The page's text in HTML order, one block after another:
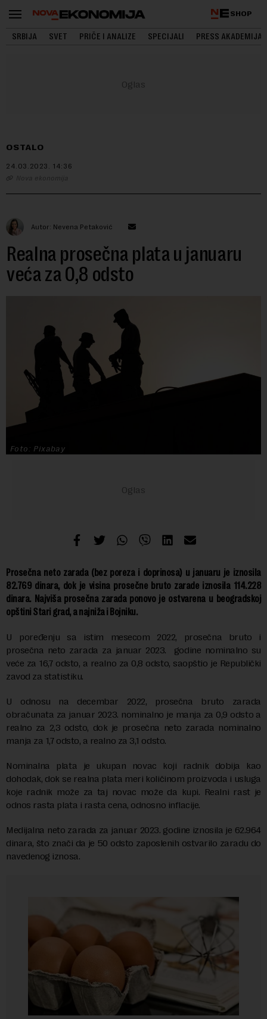
SHOP
SRBIJA SVET PRIČE I ANALIZE SPECIJALI PRESS AKADEMIJA
OSTALO
24.03.2023. 14:36
Nova ekonomija
Autor: Nevena Petaković
Realna prosečna plata u januaru
veća za 0,8 odsto
Foto: Pixabay
Prosečna neto zarada (bez poreza i doprinosa) u januaru je iznosila
82.769 dinara, dok je visina prosečne bruto zarade iznosila 114.228
dinara. Najviša prosečna zarada ponovo je ostvarena u beogradskoj
opštini Stari grad, a najniža i Bojniku.
U poređenju sa istim mesecom 2022, prosečna bruto i
prosečna neto zarada za januar 2023. godine nominalno su
veće za 16,7 odsto, a realno za 0,8 odsto, saopštio je Republički
zavod za statistiku.
U odnosu na decembar 2022, prosečna bruto zarada
obračunata za januar 2023. nominalno je manja za 0,9 odsto a
realno za 2,3 odsto, dok je prosečna neto zarada nominalno
manja za 1,7 odsto, a realno za 3,1 odsto.
Nominalna plata je ukupan novac koji radnik dobija kao
dohodak, dok se realna plata meri količinom proizvoda i usluga
koje radnik može za taj novac može da kupi. Realni rast je
odnos rasta plata i rasta cena, odnosno inflacije.
Medijalna neto zarada za januar 2023. godine iznosila je 62.964
dinara, što znači da je 50 odsto zaposlenih ostvarilo zaradu do
navedenog iznosa.